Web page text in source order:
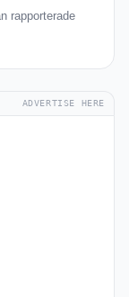
rapporterade
ADVERTISE HERE